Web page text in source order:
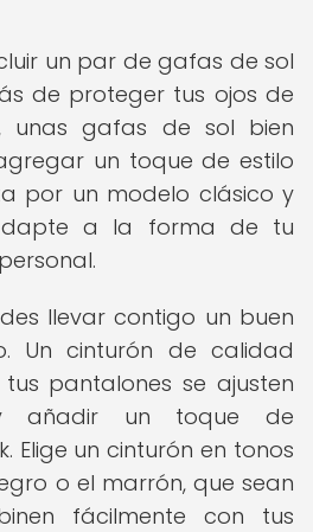
un par de gafas de sol
de proteger tus ojos de
unas gafas de sol bien
un toque de estilo
por un modelo clásico y
a la forma de tu
llevar contigo un buen
Un cinturón de calidad
pantalones se ajusten
añadir un toque de
Elige un cinturón en tonos
o el marrón, que sean
fácilmente con tus